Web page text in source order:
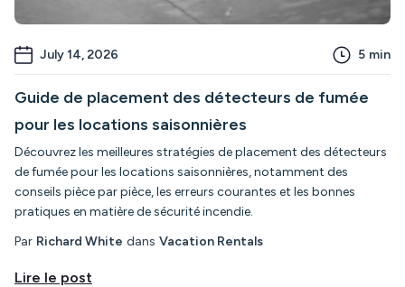
July 14, 2026 5 min
Guide de placement des détecteurs de fumée
pour les locations saisonnières
Découvrez les meilleures stratégies de placement des détecteurs
de fumée pour les locations saisonnières, notamment des
conseils pièce par pièce, les erreurs courantes et les bonnes
pratiques en matière de sécurité incendie.
Par Richard White dans Vacation Rentals
Lire le post